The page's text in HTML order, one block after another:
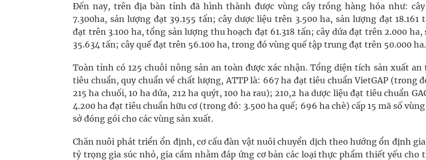
Đến nay, trên địa bàn tỉnh đã hình thành được vùng cây trồng hàng hóa như:
7.300ha, sản lượng đạt 39.155 tấn; cây dược liệu trên 3.500 ha, sản lượng đạt 18.161
đạt trên 3.100 ha, tổng sản lượng thu hoạch đạt 61.318 tấn; cây dứa đạt trên 2.000 ha,
35.634 tấn; cây quế đạt trên 56.100 ha, trong đó vùng quế tập trung đạt trên 50.000
Toàn tỉnh có 125 chuỗi nông sản an toàn được xác nhận. Tổng diện tích sản xuất an
tiêu chuẩn, quy chuẩn về chất lượng, ATTP là: 667 ha đạt tiêu chuẩn VietGAP (trong
215 ha chuối, 10 ha dứa, 212 ha quýt, 100 ha rau); 210,2 ha dược liệu đạt tiêu chuẩn
4.200 ha đạt tiêu chuẩn hữu cơ (trong đó: 3.500 ha quế; 696 ha chè) cấp 15 mã số
sở đóng gói cho các vùng sản xuất.
Chăn nuôi phát triển ổn định, cơ cấu đàn vật nuôi chuyển dịch theo hướng ổn định
tỷ trọng gia súc nhỏ, gia cầm nhằm đáp ứng cơ bản các loại thực phẩm thiết yếu cho